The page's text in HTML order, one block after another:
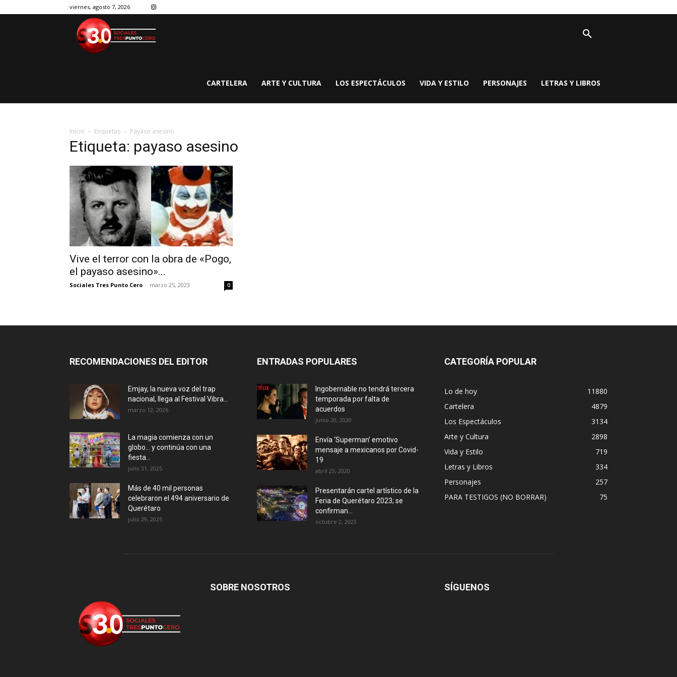
viernes, agosto 7, 2026
CARTELERA ARTE Y CULTURA LOS ESPECTÁCULOS VIDA Y ESTILO PERSONAJES LETRAS Y LIBROS
Inicio Etiquetas Payaso asesino
Etiqueta: payaso asesino
Vive el terror con la obra de «Pogo,
el payaso asesino»...
Sociales Tres Punto Cero - marzo 25, 2023 0
RECOMENDACIONES DEL EDITOR
Emjay, la nueva voz del trap
nacional, llega al Festival Vibra...
marzo 12, 2026
La magia comienza con un
globo… y continúa con una
fiesta...
julio 31, 2025
Más de 40 mil personas
celebraron el 494 aniversario de
Querétaro
julio 29, 2025
ENTRADAS POPULARES
Ingobernable no tendrá tercera
temporada por falta de
acuerdos
junio 20, 2020
Envía ‘Superman’ emotivo
mensaje a mexicanos por Covid-
19
abril 23, 2020
Presentarán cartel artístico de la
Feria de Querétaro 2023; se
confirman...
octubre 2, 2023
CATEGORÍA POPULAR
Lo de hoy
11880
Cartelera
4879
Los Espectáculos
3134
Arte y Cultura
2898
Vida y Estilo
719
Letras y Libros
334
Personajes
257
PARA TESTIGOS (NO BORRAR)
75
SOBRE NOSOTROS SÍGUENOS